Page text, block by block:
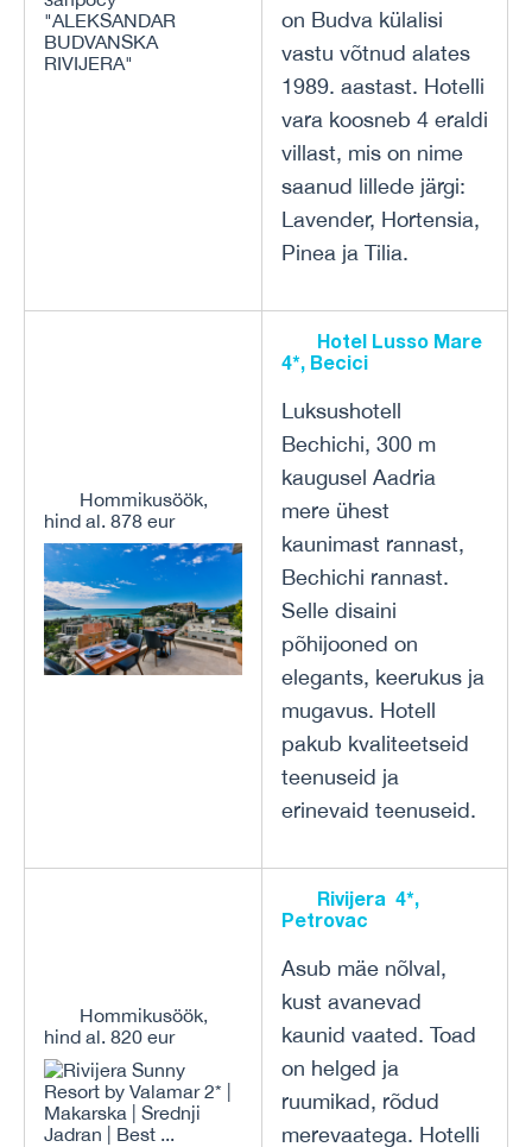
on Budva külalisi
vastu võtnud alates
1989. aastast. Hotelli
vara koosneb 4 eraldi
villast, mis on nime
saanud lillede järgi:
Lavender, Hortensia,
Pinea ja Tilia.
Hommikusöök,
hind al. 878 eur
Hotel Lusso Mare
4*, Becici
Luksushotell
Bechichi, 300 m
kaugusel Aadria
mere ühest
kaunimast rannast,
Bechichi rannast.
Selle disaini
põhijooned on
elegants, keerukus ja
mugavus. Hotell
pakub kvaliteetseid
teenuseid ja
erinevaid teenuseid.
Hommikusöök,
hind al. 820 eur
Rivijera 4*,
Petrovac
Asub mäe nõlval,
kust avanevad
kaunid vaated. Toad
on helged ja
ruumikad, rõdud
merevaatega. Hotelli